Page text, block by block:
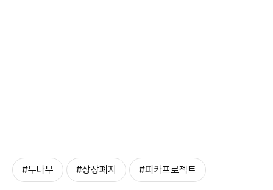
#두나무 #상장폐지 #피카프로젝트